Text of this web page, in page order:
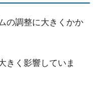
の調整に大きくかか
きく影響していま